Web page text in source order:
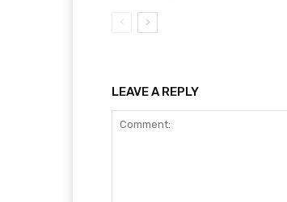
LEAVE A REPLY